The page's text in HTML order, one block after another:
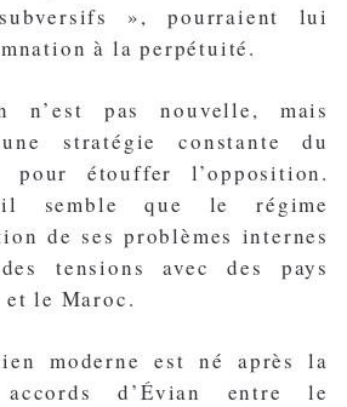
», pourraient lui
à la perpétuité.
n’est pas nouvelle, mais
stratégie constante du
pour étouffer l’opposition.
il semble que le régime
de ses problèmes internes
tensions avec des pays
et le Maroc.
moderne est né après la
d’Évian entre le